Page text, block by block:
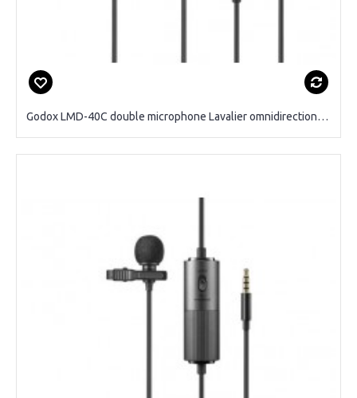
Godox LMD-40C double microphone Lavalier omnidirectionnel